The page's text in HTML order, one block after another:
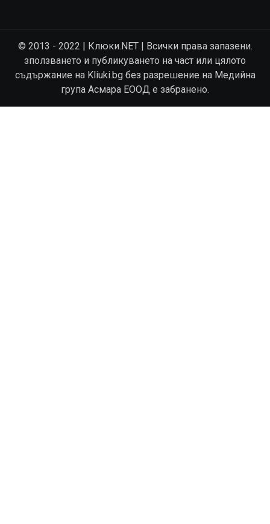
© 2013 - 2022 | Клюки.NET | Всички права запазени.
зползването и публикуването на част или цялото
съдържание на Kliuki.bg без разрешение на Медийна
група Асмара ЕООД е забранено.